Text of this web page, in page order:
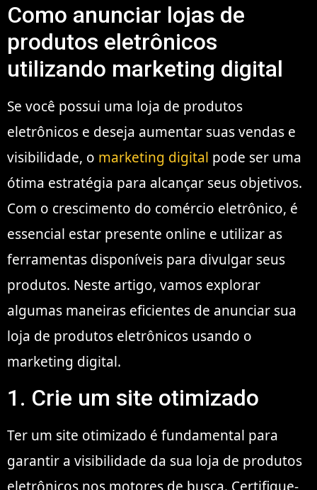
Como anunciar lojas de
produtos eletrônicos
utilizando marketing digital
Se você possui uma loja de produtos
eletrônicos e deseja aumentar suas vendas e
visibilidade, o marketing digital pode ser uma
ótima estratégia para alcançar seus objetivos.
Com o crescimento do comércio eletrônico, é
essencial estar presente online e utilizar as
ferramentas disponíveis para divulgar seus
produtos. Neste artigo, vamos explorar
algumas maneiras eficientes de anunciar sua
loja de produtos eletrônicos usando o
marketing digital.
1. Crie um site otimizado
Ter um site otimizado é fundamental para
garantir a visibilidade da sua loja de produtos